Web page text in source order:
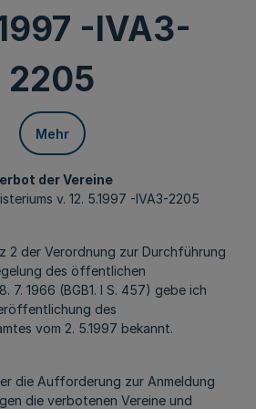
-IVA3-
2205
Mehr
der Vereine
v. 12. 5.1997 -IVA3-2205
2 der Verordnung zur Durchführung
des öffentlichen
7. 1966 (BGB1. I S. 457) gebe ich
des
vom 2. 5.1997 bekannt.
die Aufforderung zur Anmeldung
die verbotenen Vereine und